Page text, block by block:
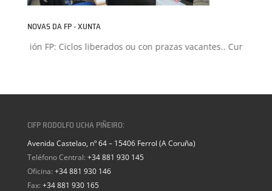
NOVAS DA FP - XUNTA
FP: Ciclos liberados ou con prazas vacantes.. Curso 2026-
CIFP RODOLFO UCHA PIÑEIRO:
Avenida Castelao, nº 64 – 15406 Ferrol (A Coruña)
Teléfono Central: +34 881 930 145
Oficina: +34 881 930 146
Fax: +34 881 930 165